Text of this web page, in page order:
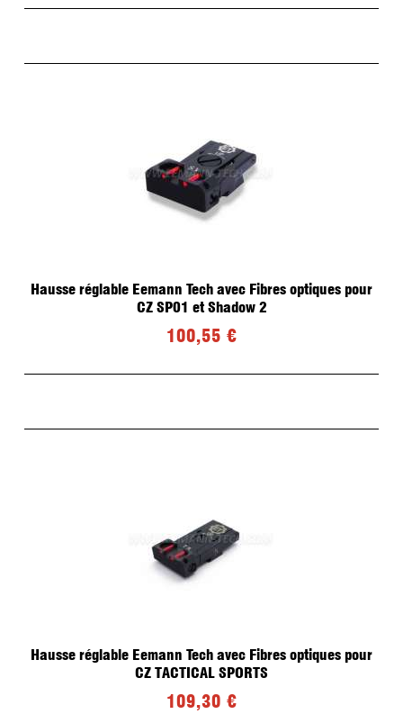
Hausse réglable Eemann Tech avec Fibres optiques pour
CZ SP01 et Shadow 2
100,55 €
Hausse réglable Eemann Tech avec Fibres optiques pour
CZ TACTICAL SPORTS
109,30 €